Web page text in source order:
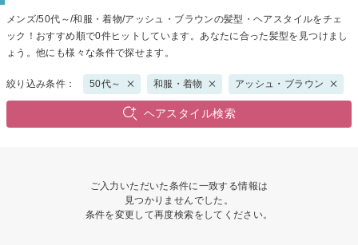
メンズ/50代～/和服・着物/アッシュ・ブラウンの髪型・ヘアスタイルをチェ
ック！おすすめ順で0件ヒットしています。あなたに合った髪型を見つけまし
ょう。他にも様々な条件で探せます。
絞り込み条件： 50代～ 和服・着物 アッシュ・ブラウン
ヘアスタイル検索
ご入力いただいた条件に一致する情報は
見つかりませんでした。
条件を変更して再度検索をしてください。